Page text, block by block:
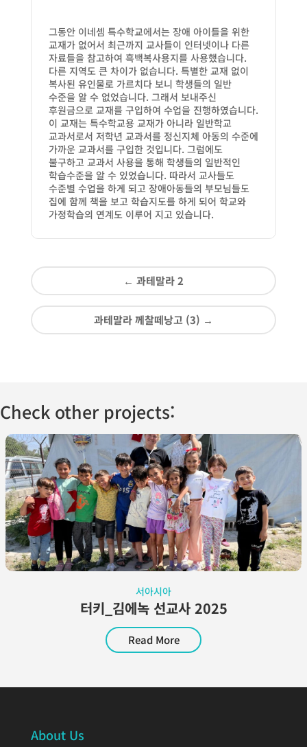
그동안 이네셈 특수학교에서는 장애 아이들을 위한
교재가 없어서 최근까지 교사들이 인터넷이나 다른
자료들을 참고하여 흑백복사용지를 사용했습니다.
다른 지역도 큰 차이가 없습니다. 특별한 교재 없이
복사된 유인물로 가르치다 보니 학생들의 일반
수준을 알 수 없었습니다. 그래서 보내주신
후원금으로 교재를 구입하여 수업을 진행하였습니다.
이 교재는 특수학교용 교재가 아니라 일반학교
교과서로서 저학년 교과서를 정신지체 아동의 수준에
가까운 교과서를 구입한 것입니다. 그럼에도
불구하고 교과서 사용을 통해 학생들의 일반적인
학습수준을 알 수 있었습니다. 따라서 교사들도
수준별 수업을 하게 되고 장애아동들의 부모님들도
집에 함께 책을 보고 학습지도를 하게 되어 학교와
가정학습의 연계도 이루어 지고 있습니다.
← 과테말라 2
과테말라 께찰떼낭고 (3) →
Check other projects:
서아시아
터키_김에녹 선교사 2025
Read More
About Us